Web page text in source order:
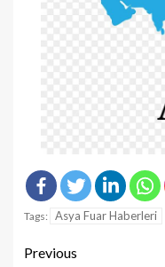
Tags: Asya Fuar Haberleri
Previous